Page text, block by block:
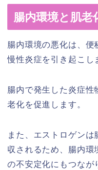
腸内環境と肌老
腸内環境の悪化は、便
慢性炎症を引き起こし
腸内で発生した炎症性
老化を促進します。
また、エストロゲンは
収されるため、腸内環
の不安定化にもつなが